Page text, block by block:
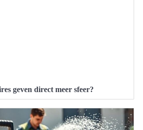
geven direct meer sfeer?